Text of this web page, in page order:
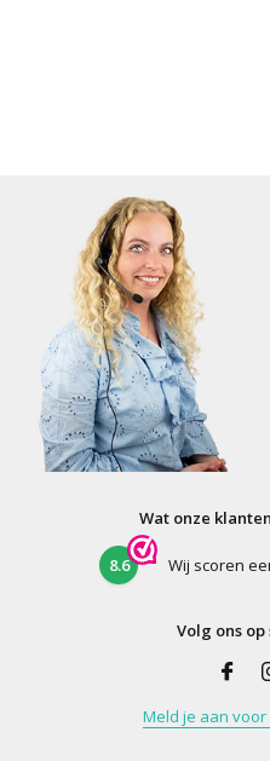
Wat onze
8.6 Wij scoren
Volg ons
Meld je aan